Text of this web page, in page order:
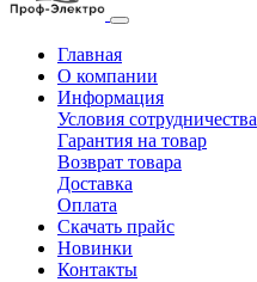
Главная
О компании
Информация
Условия сотрудничества
Гарантия на товар
Возврат товара
Доставка
Оплата
Скачать прайс
Новинки
Контакты